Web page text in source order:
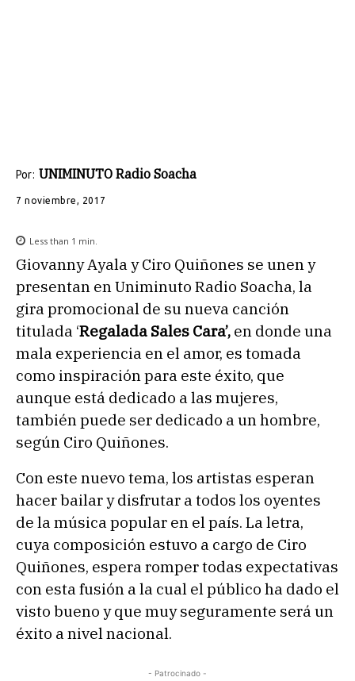
Por: UNIMINUTO Radio Soacha
7 noviembre, 2017
Less than 1 min.
Giovanny Ayala y Ciro Quiñones se unen y
presentan en Uniminuto Radio Soacha, la
gira promocional de su nueva canción
titulada ‘Regalada Sales Cara’, en donde una
mala experiencia en el amor, es tomada
como inspiración para este éxito, que
aunque está dedicado a las mujeres,
también puede ser dedicado a un hombre,
según Ciro Quiñones.
Con este nuevo tema, los artistas esperan
hacer bailar y disfrutar a todos los oyentes
de la música popular en el país. La letra,
cuya composición estuvo a cargo de Ciro
Quiñones, espera romper todas expectativas
con esta fusión a la cual el público ha dado el
visto bueno y que muy seguramente será un
éxito a nivel nacional.
- Patrocinado -